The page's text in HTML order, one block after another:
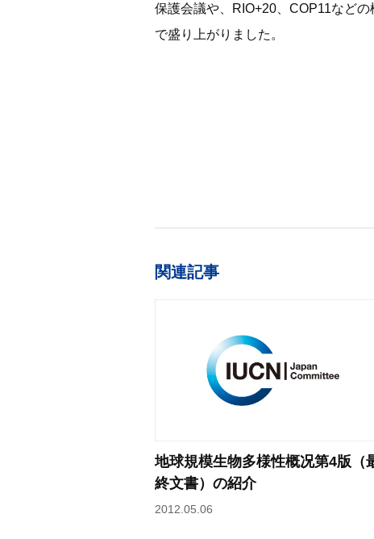
保護会議や、RIO+20、COP11など
で盛り上がりました。
関連記事
地球規模生物多様性概况第4版（
終文書）の紹介
2012.05.06